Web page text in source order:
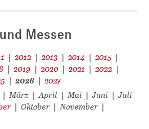
Messen
| 2012 | 2013 | 2014 | 2015 |
| 2019 | 2020 | 2021 | 2022 |
| 2026 | 2027
| März | April | Mai | Juni | Juli
| Oktober | November |